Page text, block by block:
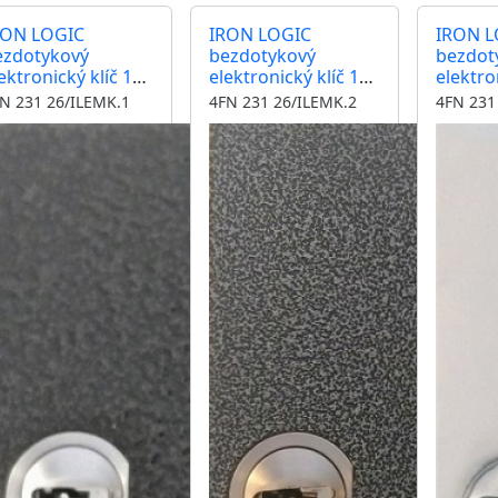
LOGIC
klíč 125
kontrolér,
modul
antika
231 26/ILEMK.1
IRON LOGIC
bezdotykový
elektronický klíč 125
kHz kontrolér,
čtečka, modul
KARAT antika
střbrná zámek
4FN 231 26/ILEMK.2
IRON
kHz
4FN